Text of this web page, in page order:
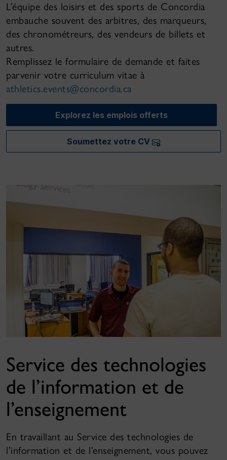
L’équipe des loisirs et des sports de Concordia
embauche souvent des arbitres, des marqueurs,
des chronométreurs, des vendeurs de billets et
autres.
Remplissez le formulaire de demande et faites
parvenir votre curriculum vitae à
athletics.events@concordia.ca
Explorez les emplois offerts
Soumettez votre CV
Service des technologies
de l’information et de
l’enseignement
En travaillant au Service des technologies de
l’information et de l’enseignement, vous pouvez